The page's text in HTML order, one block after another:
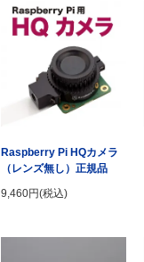
Raspberry Pi HQカメラ
（レンズ無し）正規品
9,460円(税込)